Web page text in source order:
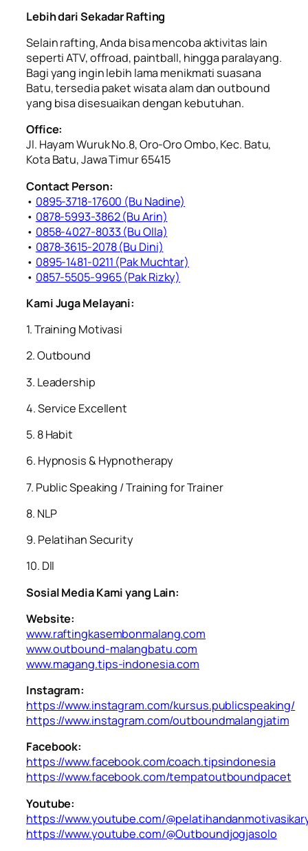
Lebih dari Sekadar Rafting
Selain rafting, Anda bisa mencoba aktivitas lain
seperti ATV, offroad, paintball, hingga paralayang.
Bagi yang ingin lebih lama menikmati suasana
Batu, tersedia paket wisata alam dan outbound
yang bisa disesuaikan dengan kebutuhan.
Office:
Jl. Hayam Wuruk No.8, Oro-Oro Ombo, Kec. Batu,
Kota Batu, Jawa Timur 65415
Contact Person:
• 0895-3718-17600 (Bu Nadine)
• 0878-5993-3862 (Bu Arin)
• 0858-4027-8033 (Bu Olla)
• 0878-3615-2078 (Bu Dini)
• 0895-1481-0211 (Pak Muchtar)
• 0857-5505-9965 (Pak Rizky)
Kami Juga Melayani:
1. Training Motivasi
2. Outbound
3. Leadership
4. Service Excellent
5. 8 Habit
6. Hypnosis & Hypnotherapy
7. Public Speaking / Training for Trainer
8. NLP
9. Pelatihan Security
10. Dll
Sosial Media Kami yang Lain:
Website:
www.raftingkasembonmalang.com
www.outbound-malangbatu.com
www.magang.tips-indonesia.com
Instagram:
https://www.instagram.com/kursus.publicspeaking/
https://www.instagram.com/outboundmalangjatim
Facebook:
https://www.facebook.com/coach.tipsindonesia
https://www.facebook.com/tempatoutboundpacet
Youtube:
https://www.youtube.com/
https://www.youtube.com/@Outboundjogjasolo